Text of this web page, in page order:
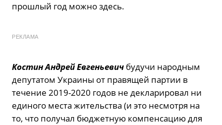
прошлый год можно здесь.
РЕКЛАМА
Костин Андрей Евгеньевич будучи народным
депутатом Украины от правящей партии в
течение 2019-2020 годов не декларировал ни
единого места жительства (и это несмотря на
то, что получал бюджетную компенсацию для